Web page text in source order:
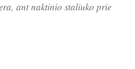
ant naktinio staliuko prie